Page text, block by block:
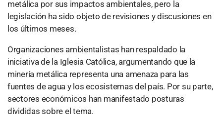
metálica por sus impactos ambientales, pero la
legislación ha sido objeto de revisiones y discusiones en
los últimos meses.
Organizaciones ambientalistas han respaldado la
iniciativa de la Iglesia Católica, argumentando que la
minería metálica representa una amenaza para las
fuentes de agua y los ecosistemas del país. Por su parte,
sectores económicos han manifestado posturas
divididas sobre el tema.